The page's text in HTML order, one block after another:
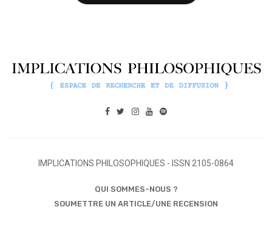
IMPLICATIONS PHILOSOPHIQUES - ISSN 2105-0864
QUI SOMMES-NOUS ?
SOUMETTRE UN ARTICLE/UNE RECENSION